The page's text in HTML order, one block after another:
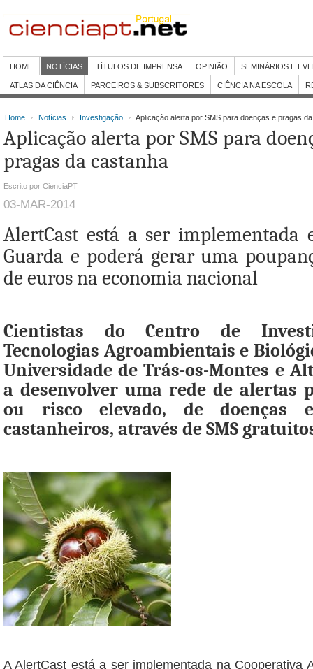
HOME NOTÍCIAS TÍTULOS DE IMPRENSA OPINIÃO SEMINÁRIOS E
ATLAS DA CIÊNCIA PARCEIROS & SUBSCRITORES CIÊNCIA NA ESCOLA
Home Notícias Investigação Aplicação alerta por SMS para doenças e pragas
Aplicação alerta por SMS para
pragas da castanha
Escrito por CienciaPT
03-MAR-2014
AlertCast está a ser implementada
Guarda e poderá gerar uma
de euros na economia nacional
Cientistas do Centro de
Tecnologias Agroambientais e
Universidade de Trás-os-Montes e
a desenvolver uma rede de alertas
ou risco elevado, de doenças
castanheiros, através de SMS
A AlertCast está a ser implementada na Cooperativa